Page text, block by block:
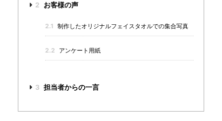
2 お客様の声
2.1 制作したオリジナルフェイスタオルでの集合写真
2.2 アンケート用紙
3 担当者からの一言